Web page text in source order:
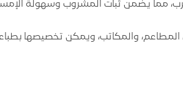
مما يضمن ثبات المشروب وسهولة
والمكاتب، ويمكن تخصيصها